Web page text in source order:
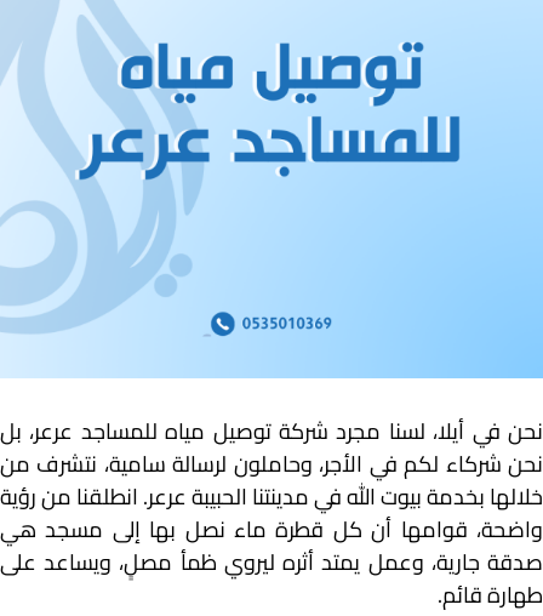
نحن في أيلا، لسنا مجرد شركة توصيل مياه للمساجد عرعر، بل
نحن شركاء لكم في الأجر، وحاملون لرسالة سامية، نتشرف من
خلالها بخدمة بيوت الله في مدينتنا الحبيبة عرعر. انطلقنا من رؤية
واضحة، قوامها أن كل قطرة ماء نصل بها إلى مسجد هي
صدقة جارية، وعمل يمتد أثره ليروي ظمأ مصلٍ، ويساعد على
طهارة قائم.